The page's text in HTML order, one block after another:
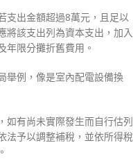
支出金額超過8萬元，且足以
將該支出列為資本支出，加入
年限分攤折舊費用。
舉例，像是室內配電設備換
如有尚未實際發生而自行估列
法予以調整補稅，並依所得稅